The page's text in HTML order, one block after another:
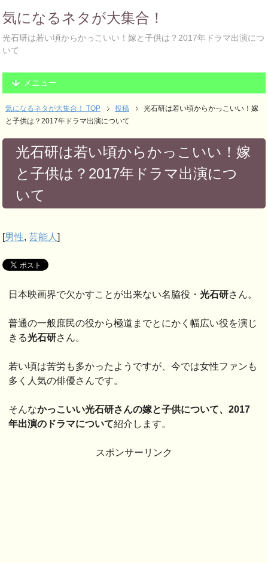
気になるネタが大集合！
光石研は若い頃からかっこいい！嫁と子供は？2017年ドラマ出演につ
いて
メニュー
気になるネタが大集合！ TOP 投稿
光石研は若い頃からかっこいい！嫁
と子供は？2017年ドラマ出演について
光石研は若い頃からかっこいい！嫁
と子供は？2017年ドラマ出演につ
いて
[男性,芸能人]
日本映画界で欠かすことが出来ない名脇役・光石研さん。
普通の一般庶民の役から極道までとにかく幅広い役を演じ
きる光石研さん。
若い頃は苦労も多かったようですが、今では女性ファンも
多く人気の俳優さんです。
そんなかっこいい光石研さんの嫁と子供について、2017
年出演のドラマについて紹介します。
スポンサーリンク